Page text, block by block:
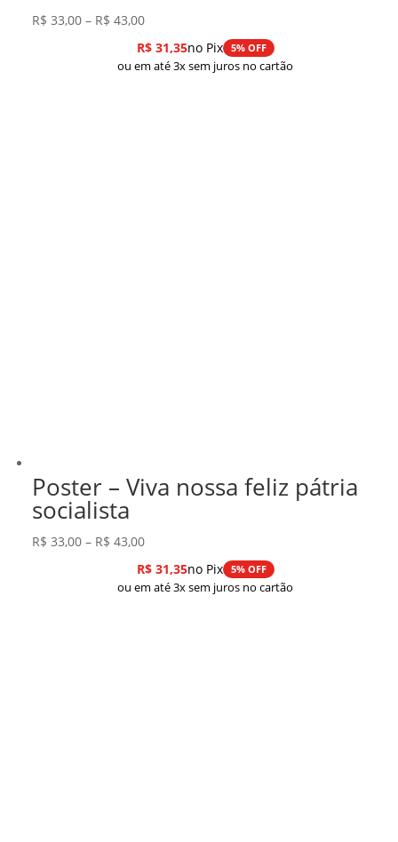
R$ 33,00 – R$ 43,00Faixa
de
preço:
R$31,35no Pix 5% OFF
ou em até 3x sem juros no cartão
Poster – Viva nossa feliz pátria
socialista
R$ 33,00 – R$ 43,00Faixa
de
preço:
R$31,35no Pix 5% OFF
ou em até 3x sem juros no cartão